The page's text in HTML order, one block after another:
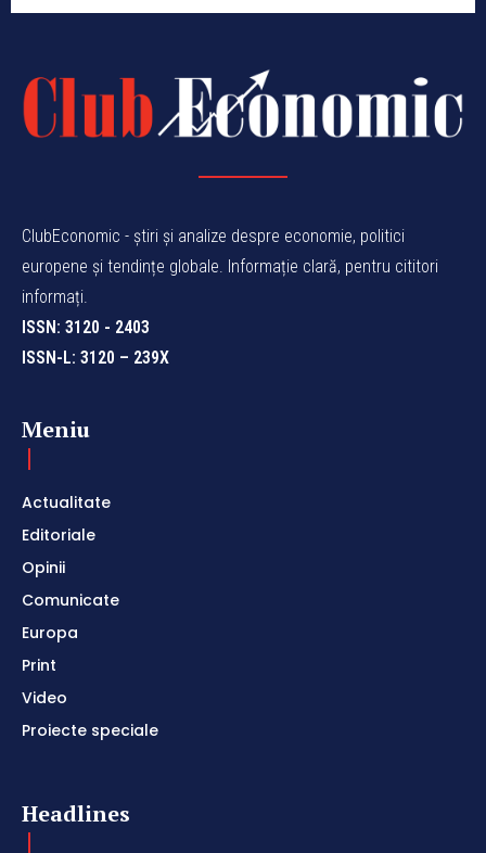
ClubEconomic - știri și analize despre economie, politici
europene și tendințe globale. Informație clară, pentru cititori
informați.
ISSN: 3120 - 2403
ISSN-L: 3120 – 239X
Meniu
Actualitate
Editoriale
Opinii
Comunicate
Europa
Print
Video
Proiecte speciale
Headlines